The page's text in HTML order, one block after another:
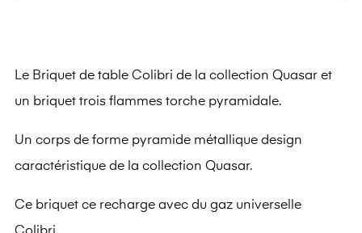
Le Briquet de table Colibri de la collection Quasar et
un briquet trois flammes torche pyramidale.
Un corps de forme pyramide métallique design
caractéristique de la collection Quasar.
Ce briquet ce recharge avec du gaz universelle